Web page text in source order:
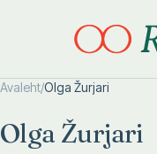
Avaleht/Olga Žurjari
Olga Žurjari